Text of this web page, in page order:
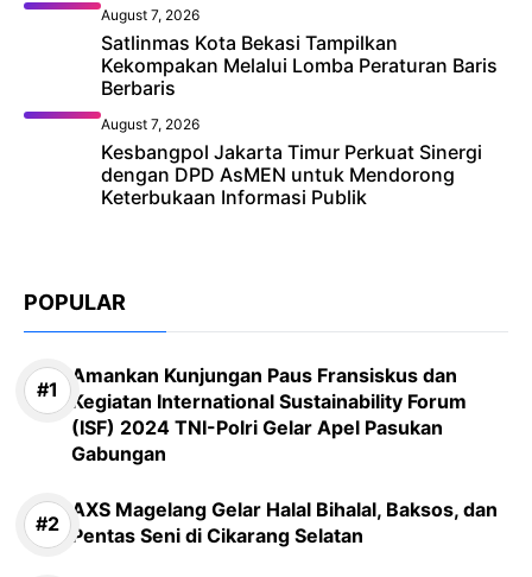
August 7, 2026
Satlinmas Kota Bekasi Tampilkan
Kekompakan Melalui Lomba Peraturan Baris
Berbaris
August 7, 2026
Kesbangpol Jakarta Timur Perkuat Sinergi
dengan DPD AsMEN untuk Mendorong
Keterbukaan Informasi Publik
POPULAR
Amankan Kunjungan Paus Fransiskus dan
Kegiatan International Sustainability Forum
(ISF) 2024 TNI-Polri Gelar Apel Pasukan
Gabungan
AXS Magelang Gelar Halal Bihalal, Baksos, dan
Pentas Seni di Cikarang Selatan